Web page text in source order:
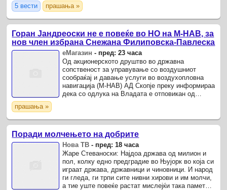
5 вести
прашања »
Горан Јандреоски не е повеќе во НО на М-НАВ, за
нов член избрана Снежана Филиповска-Павлеска
еМагазин - пред: 23 часа
Од акционерското друштво во државна
сопственост за управување со воздушниот
сообраќај и давање услуги во воздухопловна
навигација (М-НАВ) АД Скопје преку информираа
дека со одлука на Владата е отповикан од
прашања »
Поради молчењето на добрите
Нова ТВ - пред: 18 часа
Жаре Стеваноски: Најдоа држава од милион и
пол, колку едно предградие во Њујорк во која си
играат држава, државници и чиновници. И народ
ги гледа, ги трпи сите нивни хирови и им молчи,
а тие уште повеќе растат мислејќи така паметни